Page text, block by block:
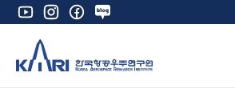
유
튜
인
스
타
그
램
페
이
북
네
이
블
로